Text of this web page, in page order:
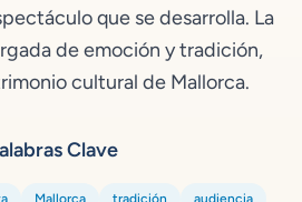
que se desarrolla. La
de emoción y tradición,
cultural de Mallorca.
Clave
Mallorca tradición
audiencia